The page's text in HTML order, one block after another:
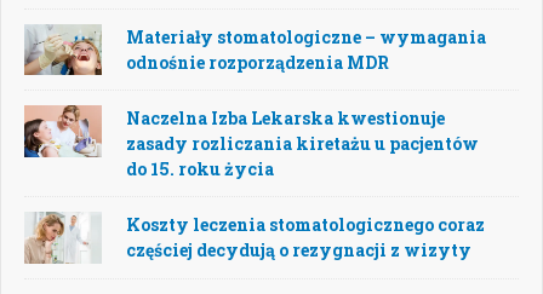
Materiały stomatologiczne – wymagania
odnośnie rozporządzenia MDR
Naczelna Izba Lekarska kwestionuje
zasady rozliczania kiretażu u pacjentów
do 15. roku życia
Koszty leczenia stomatologicznego coraz
częściej decydują o rezygnacji z wizyty